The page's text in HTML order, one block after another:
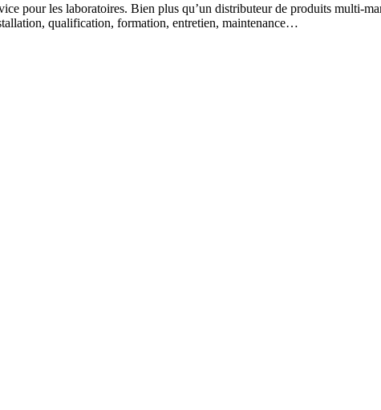
pour les laboratoires. Bien plus qu’un distributeur de produits multi-
qualification, formation, entretien, maintenance…